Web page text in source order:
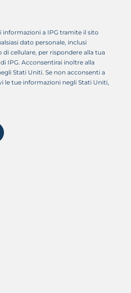
informazioni a IPG tramite il sito
dato personale, inclusi
cellulare, per rispondere alla tua
IPG. Acconsentirai inoltre alla
Stati Uniti. Se non acconsenti a
le tue informazioni negli Stati Uniti,